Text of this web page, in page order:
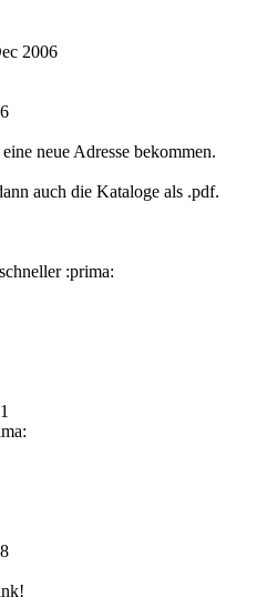
2006
neue Adresse bekommen.
auch die Kataloge als .pdf.
:prima: